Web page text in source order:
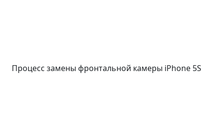
Процесс замены фронтальной камеры iPhone 5S